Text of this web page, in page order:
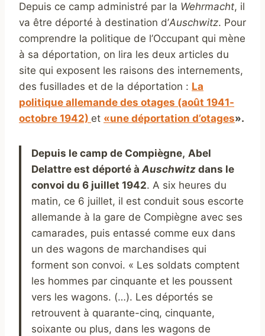
Depuis ce camp administré par la Wehrmacht, il
va être déporté à destination d’Auschwitz. Pour
comprendre la politique de l’Occupant qui mène
à sa déportation, on lira les deux articles du
site qui exposent les raisons des internements,
des fusillades et de la déportation : La
politique allemande des otages (août 1941-
octobre 1942) et «une déportation d’otages».
Depuis le camp de Compiègne, Abel
Delattre est déporté àAuschwitz dans le
convoi du 6 juillet 1942. A six heures du
matin, ce 6 juillet, il est conduit sous escorte
allemande à la gare de Compiègne avec ses
camarades, puis entassé comme eux dans
un des wagons de marchandises qui
forment son convoi. « Les soldats comptent
les hommes par cinquante et les poussent
vers les wagons. (…). Les déportés se
retrouvent à quarante-cinq, cinquante,
soixante ou plus, dans les wagons de